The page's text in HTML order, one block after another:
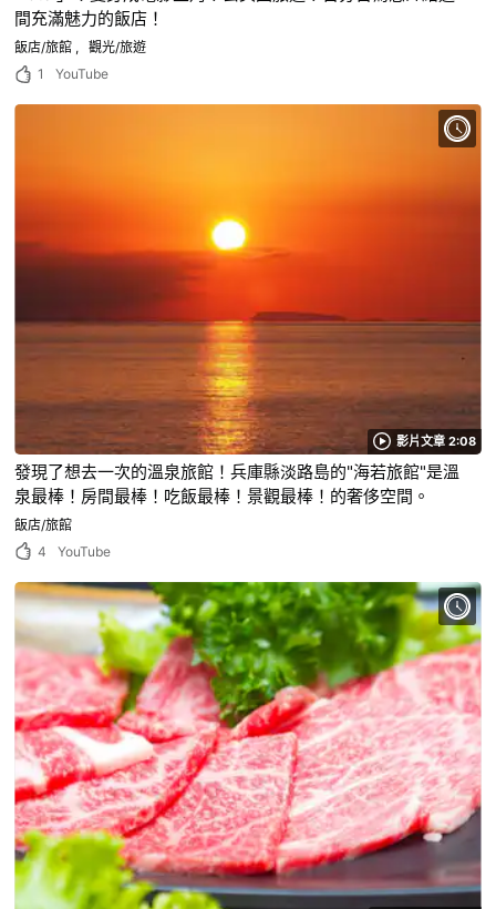
間充滿魅力的飯店！
飯店/旅館
觀光/旅遊
1
YouTube
影片文章 2:08
發現了想去一次的溫泉旅館！兵庫縣淡路島的"海若旅館"是溫
泉最棒！房間最棒！吃飯最棒！景觀最棒！的奢侈空間。
飯店/旅館
4
YouTube